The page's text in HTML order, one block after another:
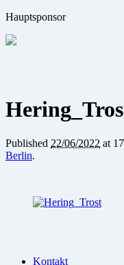
Hauptsponsor
Published 22/06/2022 at
Berlin.
Kontakt